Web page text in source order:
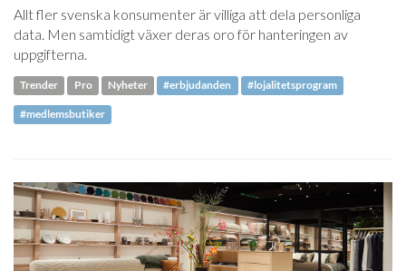
Allt fler svenska konsumenter är villiga att dela personliga
data. Men samtidigt växer deras oro för hanteringen av
uppgifterna.
Trender Pro Nyheter #erbjudanden #lojalitetsprogram
#medlemsbutiker